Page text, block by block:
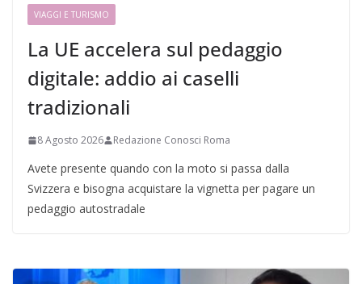
VIAGGI E TURISMO
La UE accelera sul pedaggio
digitale: addio ai caselli
tradizionali
8 Agosto 2026 Redazione Conosci Roma
Avete presente quando con la moto si passa dalla
Svizzera e bisogna acquistare la vignetta per pagare un
pedaggio autostradale